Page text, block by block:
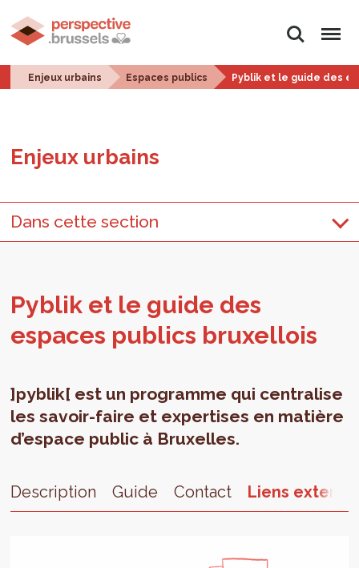
Rechercher
Menu
Enjeux urbains Espaces publics Pyblik et le guide des
Enjeux urbains
Dans cette section
Pyblik et le guide des
espaces publics bruxel­lois
]pyblik[ est un programme qui centralise
les savoir-faire et expertises en matière
d’espace public à Bruxelles.
Description Guide Contact Liens